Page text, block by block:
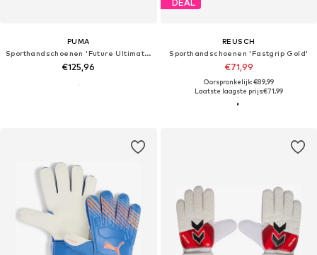
PUMA
Sporthandschoenen 'Future Ultimate'
€125,96
DEAL
REUSCH
Sporthandschoenen 'Fastgrip Gold'
€71,99
Oorspronkelijk: €89,99
Laatste laagste prijs:€71,99